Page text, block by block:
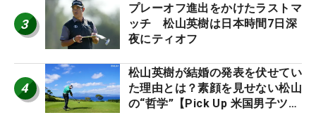
3
プレーオフ進出をかけたラストマ
ッチ 松山英樹は日本時間7日深
夜にティオフ
4
松山英樹が結婚の発表を伏せてい
た理由とは？素顔を見せない松山
の“哲学”【Pick Up 米国男子ツア